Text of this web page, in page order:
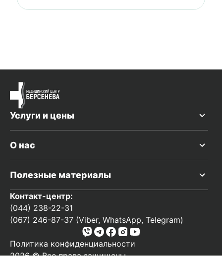
Услуги и цены
О нас
Полезные материалы
Контакт-центр:
(044) 238-22-31
(067) 246-87-37 (Viber, WhatsApp, Telegram)
Политика конфиденциальности
2026 © Все права защищены